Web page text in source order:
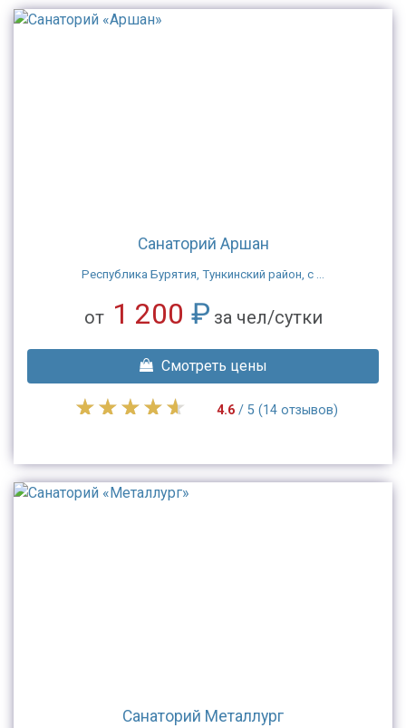
Санаторий Аршан
Республика Бурятия, Тункинский район, с ...
от 1 200 ₽ за чел/сутки
Смотреть цены
4.6/ 5 (14 отзывов)
Санаторий Металлург